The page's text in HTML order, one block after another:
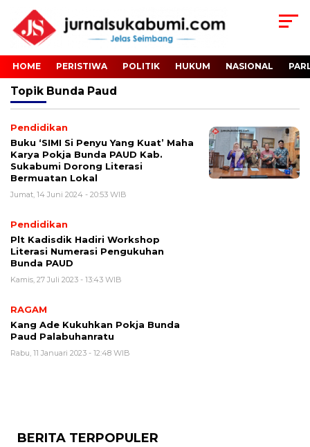
HOME PERISTIWA POLITIK HUKUM NASIONAL
Topik Bunda Paud
Pendidikan
Buku ‘SIMI Si Penyu Yang Kuat’ Maha
Karya Pokja Bunda PAUD Kab.
Sukabumi Dorong Literasi
Bermuatan Lokal
Jumat, 14 Juni 2024 - 20:53 WIB
Pendidikan
Plt Kadisdik Hadiri Workshop
Literasi Numerasi Pengukuhan
Bunda PAUD
Kamis, 27 Juli 2023 - 13:43 WIB
RAGAM
Kang Ade Kukuhkan Pokja Bunda
Paud Palabuhanratu
Rabu, 11 Januari 2023 - 12:48 WIB
BERITA TERPOPULER